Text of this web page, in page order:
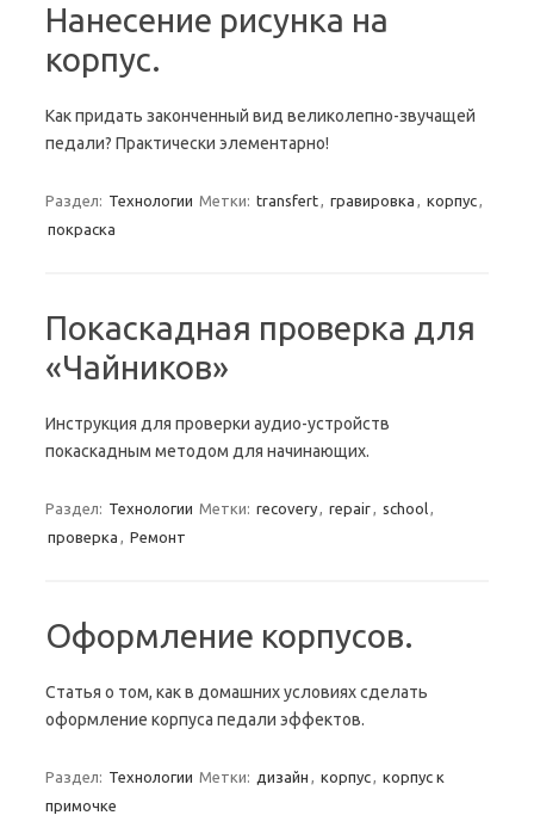
Нанесение рисунка на
корпус.
Как придать законченный вид великолепно-звучащей
педали? Практически элементарно!
Раздел: Технологии Метки: transfert, гравировка , корпус,
покраска
Покаскадная проверка для
«Чайников»
Инструкция для проверки аудио-устройств
покаскадным методом для начинающих.
Раздел: Технологии Метки: recovery, repair, school,
проверка , Ремонт
Оформление корпусов.
Статья о том, как в домашних условиях сделать
оформление корпуса педали эффектов.
Раздел: Технологии Метки: дизайн , корпус, корпус к
примочке